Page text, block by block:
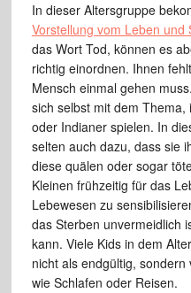
In dieser Altersgruppe
Vorstellung vom Leben und
das Wort Tod, können es
richtig einordnen. Ihnen
Mensch einmal gehen
sich selbst mit dem
oder Indianer spielen. In
selten auch dazu, dass sie
diese quälen oder sogar
Kleinen frühzeitig für das
Lebewesen zu
das Sterben unvermeidlich
kann. Viele Kids in dem
nicht als endgültig,
wie Schlafen oder Reisen.